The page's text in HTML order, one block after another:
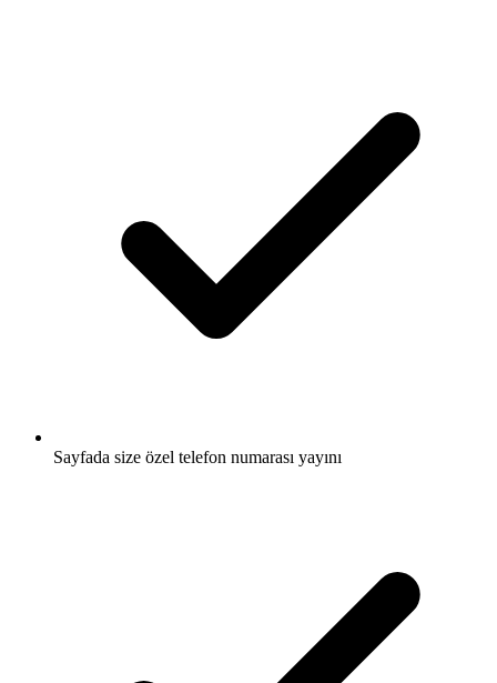
Sayfada size özel telefon numarası yayını